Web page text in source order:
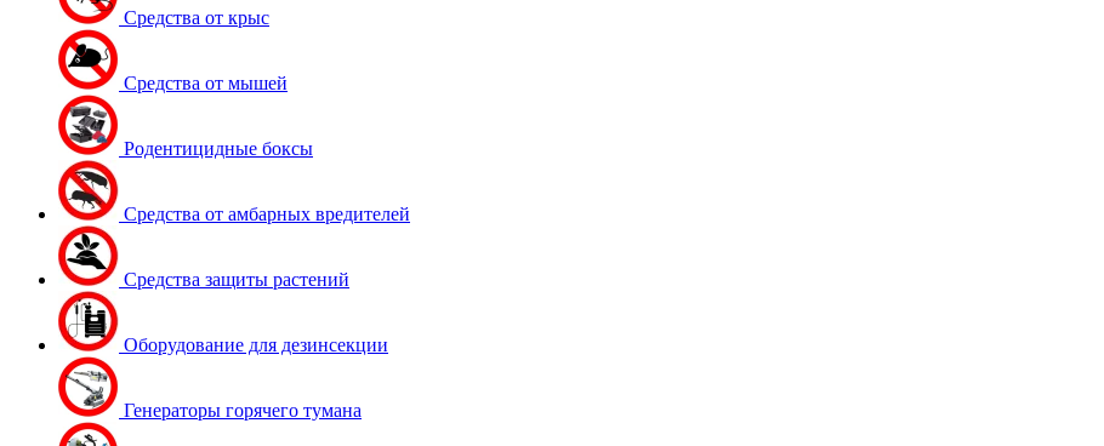
Средства от крыс
Средства от мышей
Родентицидные боксы
Средства от амбарных вредителей
Средства защиты растений
Оборудование для дезинсекции
Генераторы горячего тумана